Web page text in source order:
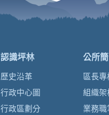
認識坪林
歷史沿革
行政中心圖
行政區劃分
公所
區長專
組織架
業務職